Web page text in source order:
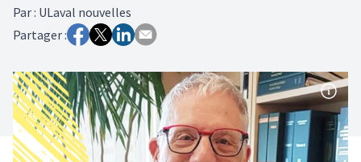
Par: ULaval nouvelles
Partager :